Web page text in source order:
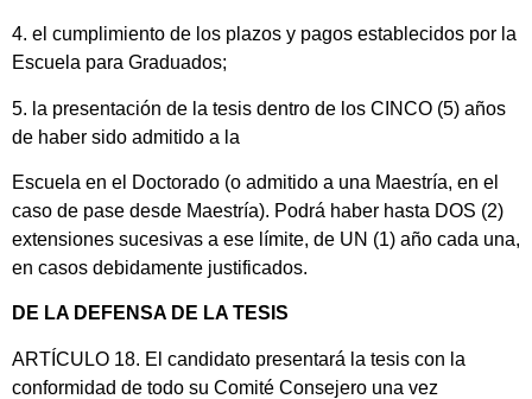
4. el cumplimiento de los plazos y pagos establecidos por la
Escuela para Graduados;
5. la presentación de la tesis dentro de los CINCO (5) años
de haber sido admitido a la
Escuela en el Doctorado (o admitido a una Maestría, en el
caso de pase desde Maestría). Podrá haber hasta DOS (2)
extensiones sucesivas a ese límite, de UN (1) año cada una,
en casos debidamente justificados.
DE LA DEFENSA DE LA TESIS
ARTÍCULO 18. El candidato presentará la tesis con la
conformidad de todo su Comité Consejero una vez